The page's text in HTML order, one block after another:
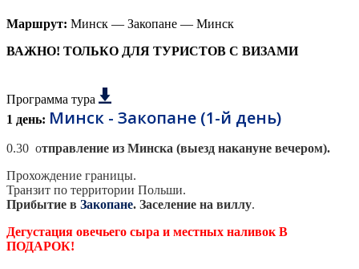
Маршрут: Минск — Закопане — Минск
ВАЖНО! ТОЛЬКО ДЛЯ ТУРИСТОВ С ВИЗАМИ
Программа тура
1 день: Минск - Закопане (1-й день)
0.30 отправление из Минска (выезд накануне вечером).
Прохождение границы.
Транзит по территории Польши.
Прибытие в Закопане. Заселение на виллу.
Дегустация овечьего сыра и местных наливок В
ПОДАРОК!